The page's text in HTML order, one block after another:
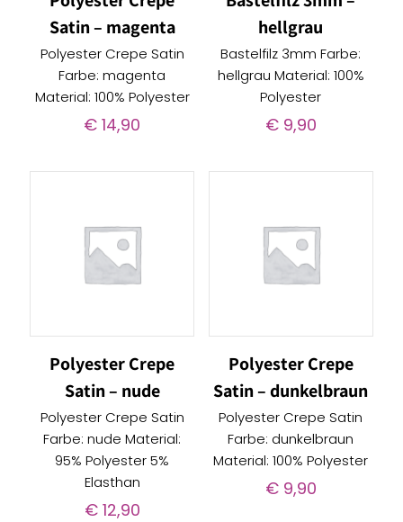
Satin – magenta
Polyester Crepe Satin
Farbe: magenta
Material: 100% Polyester
€ 14,90
hellgrau
Bastelfilz 3mm Farbe:
hellgrau Material: 100%
Polyester
€9,90
Polyester Crepe
Satin – nude
Polyester Crepe Satin
Farbe: nude Material:
95% Polyester 5%
Elasthan
€12,90
Polyester Crepe
Satin – dunkelbraun
Polyester Crepe Satin
Farbe: dunkelbraun
Material: 100% Polyester
€9,90